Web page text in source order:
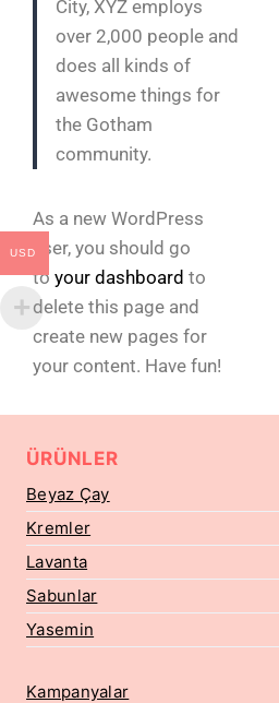
City, XYZ employs
over 2,000 people and
does all kinds of
awesome things for
the Gotham
community.
As a new WordPress
user, you should go
to your dashboard to
delete this page and
create new pages for
your content. Have fun!
ÜRÜNLER
Beyaz Çay
Kremler
Lavanta
Sabunlar
Yasemin
Kampanyalar
USD